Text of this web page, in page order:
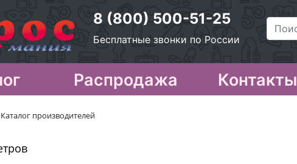
8 (800) 500-51-25
Бесплатные звонки по России
Распродажа Контакты
Каталог производителей